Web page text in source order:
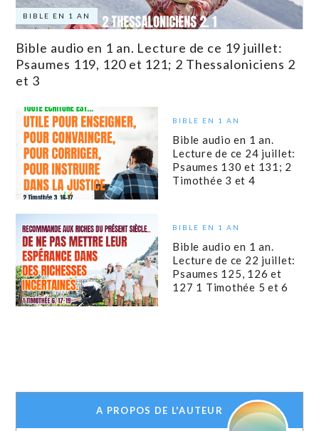
BIBLE EN 1 AN
Bible audio en 1 an. Lecture de ce 19 juillet:
Psaumes 119, 120 et 121; 2 Thessaloniciens 2
et 3
BIBLE EN 1 AN
Bible audio en 1 an.
Lecture de ce 24 juillet:
Psaumes 130 et 131; 2
Timothée 3 et 4
BIBLE EN 1 AN
Bible audio en 1 an.
Lecture de ce 22 juillet:
Psaumes 125, 126 et
127 1 Timothée 5 et 6
A PROPOS DE L'AUTEUR